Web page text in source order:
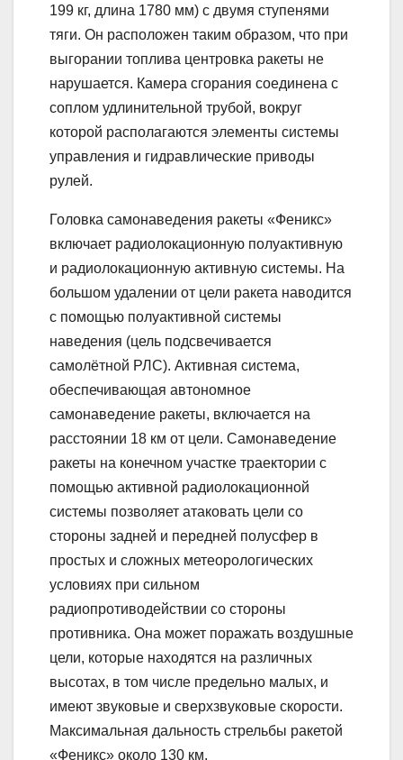
199 кг, длина 1780 мм) с двумя ступенями
тяги. Он расположен таким образом, что при
выгорании топлива центровка ракеты не
нарушается. Камера сгорания соединена с
соплом удлинительной трубой, вокруг
которой располагаются элементы системы
управления и гидравлические приводы
рулей.
Головка самонаведения ракеты «Феникс»
включает радиолокационную полуактивную
и радиолокационную активную системы. На
большом удалении от цели ракета наводится
с помощью полуактивной системы
наведения (цель подсвечивается
самолётной РЛС). Активная система,
обеспечивающая автономное
самонаведение ракеты, включается на
расстоянии 18 км от цели. Самонаведение
ракеты на конечном участке траектории с
помощью активной радиолокационной
системы позволяет атаковать цели со
стороны задней и передней полусфер в
простых и сложных метеорологических
условиях при сильном
радиопротиводействии со стороны
противника. Она может поражать воздушные
цели, которые находятся на различных
высотах, в том числе предельно малых, и
имеют звуковые и сверхзвуковые скорости.
Максимальная дальность стрельбы ракетой
«Феникс» около 130 км.